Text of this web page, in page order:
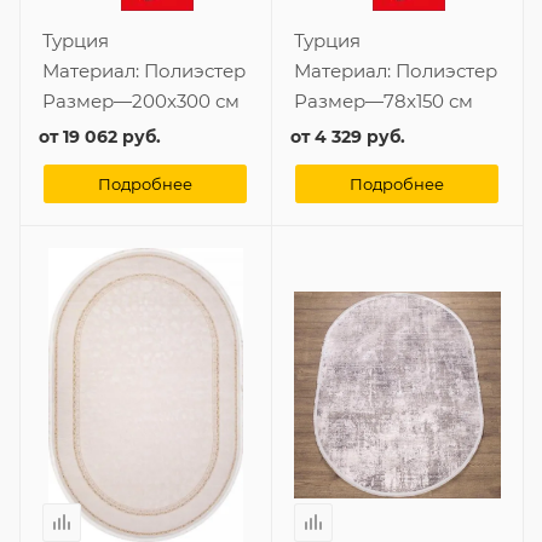
Турция
Материал: Полиэстер
Размер—200x300 см
от19 062 руб.
Подробнее
Турция
Материал: Полиэстер
Размер—78x150 см
от4 329 руб.
Подробнее